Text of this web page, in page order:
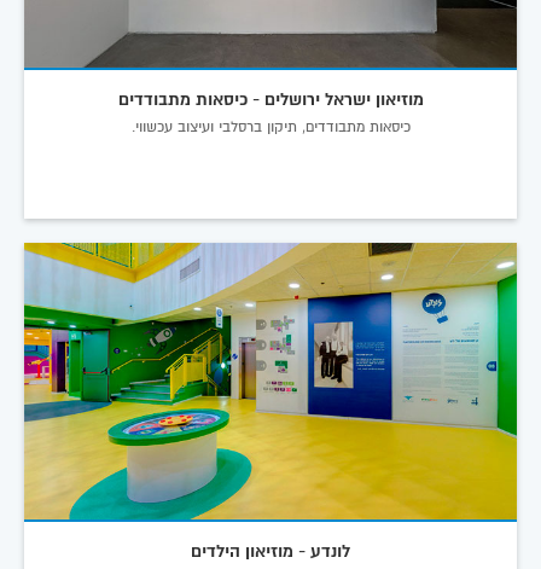
מוזיאון ישראל ירושלים - כיסאות מתבודדים
כיסאות מתבודדים, תיקון ברסלבי ועיצוב עכשווי.
לונדע - מוזיאון הילדים